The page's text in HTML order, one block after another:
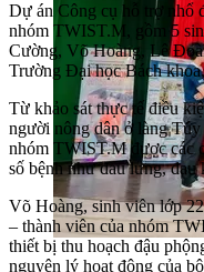
Dự án Công cụ hỗ trợ nhổ
nhóm TWIST.M, gồm 5
Cường, Võ Hoàng, Lê
Trường Đại học Bách
Từ khảo sát thực tế điều
người nông dân ở làng
nhóm TWIST.M được các
số bệnh như đau lưng,
Võ Hoàng, sinh viên lớp
– thành viên của nhóm
thiết bị thu hoạch đậu
nguyên lý hoạt động của